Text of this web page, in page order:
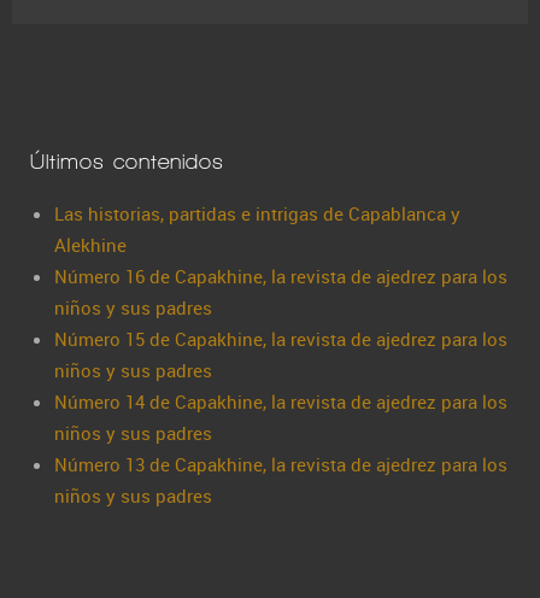
Últimos contenidos
Las historias, partidas e intrigas de Capablanca y
Alekhine
Número 16 de Capakhine, la revista de ajedrez para los
niños y sus padres
Número 15 de Capakhine, la revista de ajedrez para los
niños y sus padres
Número 14 de Capakhine, la revista de ajedrez para los
niños y sus padres
Número 13 de Capakhine, la revista de ajedrez para los
niños y sus padres